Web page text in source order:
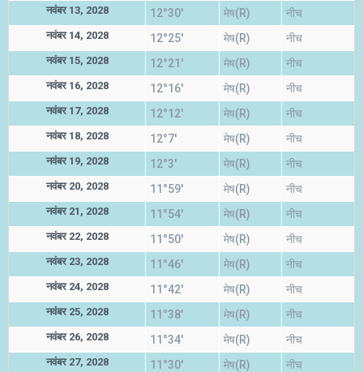
नवंबर 13, 2028 12°30' मेष(R) नीच
नवंबर 14, 2028 12°25' मेष(R) नीच
नवंबर 15, 2028 12°21' मेष(R) नीच
नवंबर 16, 2028 12°16' मेष(R) नीच
नवंबर 17, 2028 12°12' मेष(R) नीच
नवंबर 18, 2028 12°7' मेष(R) नीच
नवंबर 19, 2028 12°3' मेष(R) नीच
नवंबर 20, 2028 11°59' मेष(R) नीच
नवंबर 21, 2028 11°54' मेष(R) नीच
नवंबर 22, 2028 11°50' मेष(R) नीच
नवंबर 23, 2028 11°46' मेष(R) नीच
नवंबर 24, 2028 11°42' मेष(R) नीच
नवंबर 25, 2028 11°38' मेष(R) नीच
नवंबर 26, 2028 11°34' मेष(R) नीच
नवंबर 27, 2028 11°30' मेष(R) नीच